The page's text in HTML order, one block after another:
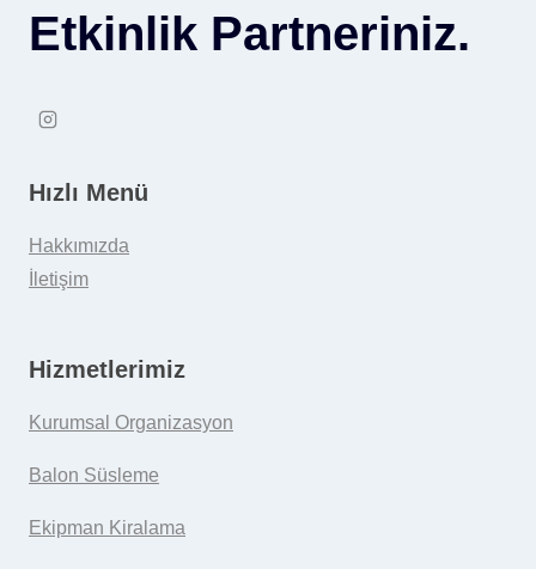
Etkinlik Partneriniz.
Hızlı Menü
Hakkımızda
İletişim
Hizmetlerimiz
Kurumsal Organizasyon
Balon Süsleme
Ekipman Kiralama